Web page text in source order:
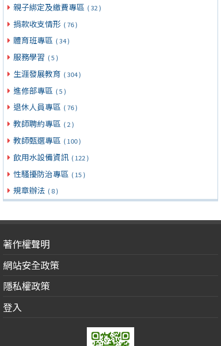
親子綁定及繳費專區 ( 32 )
捐款收支情形 ( 76 )
體育班專區 ( 34 )
服務學習 ( 5 )
生涯發展教育 ( 304 )
進修部專區 ( 5 )
退休人員專區 ( 76 )
教師聘約專區 ( 2 )
教師甄選專區 ( 100 )
飲用水設備資訊 ( 122 )
性騷擾防治專區 ( 15 )
規章辦法 ( 8 )
著作權聲明
網站安全政策
隱私權政策
登入